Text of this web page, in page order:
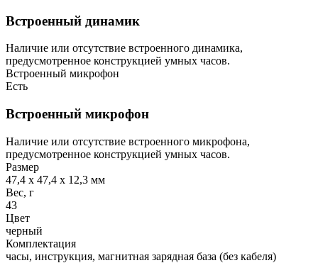
Встроенный динамик
Наличие или отсутствие встроенного динамика,
предусмотренное конструкцией умных часов.
Встроенный микрофон
Есть
Встроенный микрофон
Наличие или отсутствие встроенного микрофона,
предусмотренное конструкцией умных часов.
Размер
47,4 x 47,4 x 12,3 мм
Вес, г
43
Цвет
черный
Комплектация
часы, инструкция, магнитная зарядная база (без кабеля)